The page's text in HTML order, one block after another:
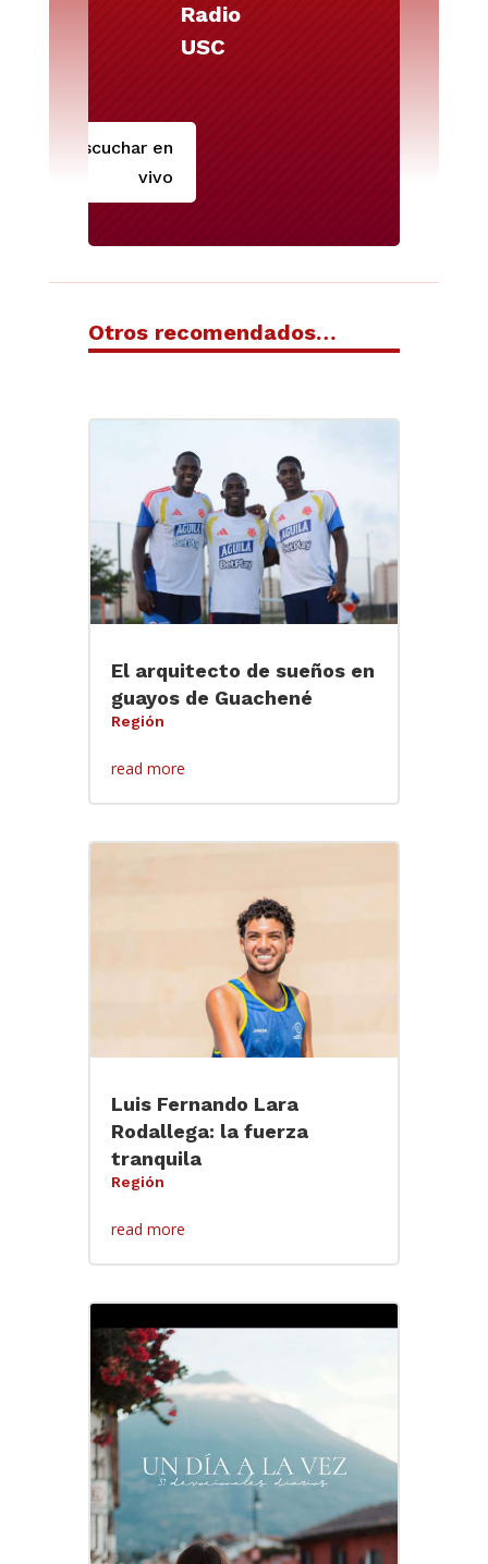
Radio
USC
Escuchar en
vivo
Otros recomendados…
El arquitecto de sueños en
guayos de Guachené
Región
read more
Luis Fernando Lara
Rodallega: la fuerza
tranquila
Región
read more